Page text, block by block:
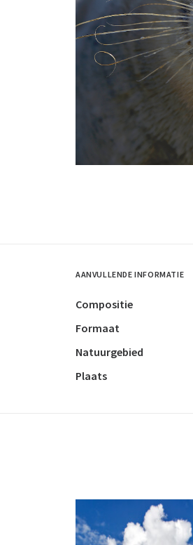
AANVULLENDE INFORMATIE
Compositie
Formaat
Natuurgebied
Plaats